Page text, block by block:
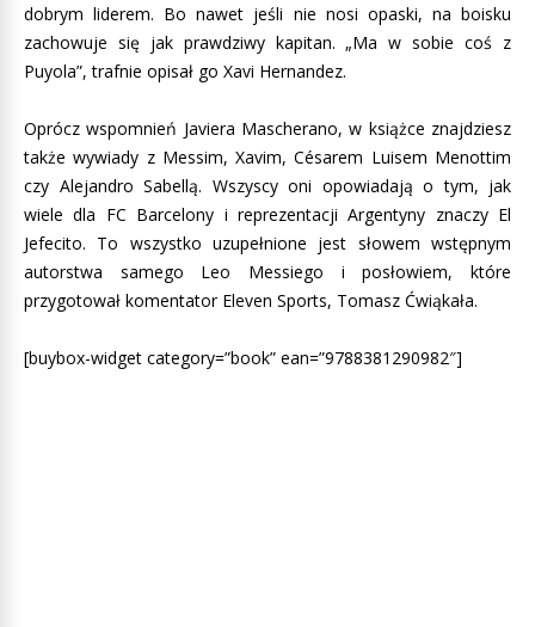
dobrym liderem. Bo nawet jeśli nie nosi opaski, na boisku
zachowuje się jak prawdziwy kapitan. „Ma w sobie coś z
Puyola”, trafnie opisał go Xavi Hernandez.
Oprócz wspomnień Javiera Mascherano, w książce znajdziesz
także wywiady z Messim, Xavim, Césarem Luisem Menottim
czy Alejandro Sabellą. Wszyscy oni opowiadają o tym, jak
wiele dla FC Barcelony i reprezentacji Argentyny znaczy El
Jefecito. To wszystko uzupełnione jest słowem wstępnym
autorstwa samego Leo Messiego i posłowiem, które
przygotował komentator Eleven Sports, Tomasz Ćwiąkała.
[buybox-widget category=”book” ean=”9788381290982″]